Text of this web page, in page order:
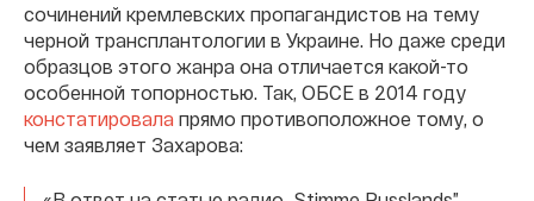
сочинений кремлевских пропагандистов на тему
черной трансплантологии в Украине. Но даже среди
образцов этого жанра она отличается какой-то
особенной топорностью. Так, ОБСЕ в 2014 году
констатировала прямо противоположное тому, о
чем заявляет Захарова: